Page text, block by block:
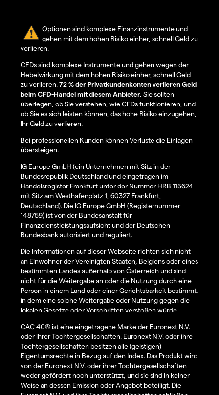
Optionen sind komplexe Finanzinstrumente und
gehen mit dem hohen Risiko einher, schnell Geld zu
verlieren.
CFDs sind komplexe Instrumente und gehen wegen der
Hebelwirkung mit dem hohen Risiko einher, schnell Geld
zu verlieren.72 % der Privatkundenkonten verlieren Geld
beim CFD-Handel mit diesem Anbieter. Sie sollten
überlegen, ob Sie verstehen, wie CFDs funktionieren, und
ob Sie es sich leisten können, das hohe Risiko einzugehen,
Ihr Geld zu verlieren.
Bei professionellen Kunden können Verluste die Einlagen
übersteigen.
IG Europe GmbH (ein Unternehmen mit Sitz in der
Bundesrepublik Deutschland und eingetragen im
Handelsregister Frankfurt unter der Nummer HRB 115624
mit Sitz am Westhafenplatz 1, 60327 Frankfurt,
Deutschland). Die IG Europe GmbH (Registernummer
148759) ist von der Bundesanstalt für
Finanzdienstleistungsaufsicht und der Deutschen
Bundesbank autorisiert und reguliert.
Die Informationen auf dieser Webseite richten sich nicht
an Einwohner der Vereinigten Staaten, Belgiens oder eines
bestimmten Landes außerhalb von Österreich und sind
nicht für die Weitergabe an oder die Nutzung durch eine
Person in einem Land oder einer Gerichtsbarkeit bestimmt,
in dem eine solche Weitergabe oder Nutzung gegen die
lokalen Gesetze oder Vorschriften verstoßen würde.
CAC 40® ist eine eingetragene Marke der Euronext N.V.
oder ihrer Tochtergesellschaften. Euronext N.V. oder ihre
Tochtergesellschaften besitzen alle (geistigen)
Eigentumsrechte in Bezug auf den Index. Das Produkt wird
von der Euronext N.V. oder ihrer Tochtergesellschaften
weder gefördert noch unterstützt, und sie sind in keiner
Weise an dessen Emission oder Angebot beteiligt. Die